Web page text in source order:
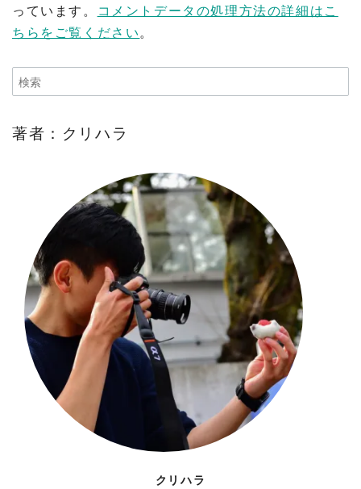
っています。
コメントデータの処理方法の詳細はこ
ちらをご覧ください。
著者：クリハラ
クリハラ